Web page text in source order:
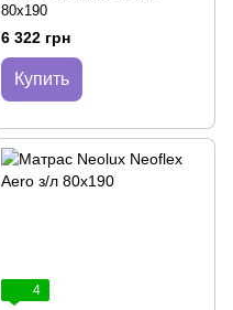
80х190
6 322 грн
Купить
4